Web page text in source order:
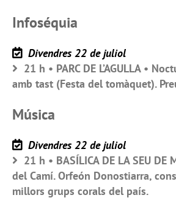
Infoséquia
Divendres 22 de juliol
21 h • PARC DE L’AGULLA •
amb tast (Festa del tomàquet).
Música
Divendres 22 de juliol
21 h • BASÍLICA DE LA SEU DE
del Camí. Orfeón Donostiarra,
millors grups corals del país.